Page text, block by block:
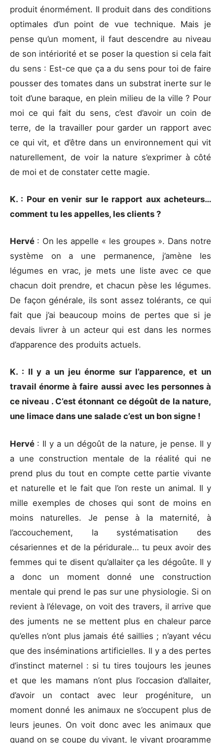
produit énormément. Il produit dans des conditions
optimales d’un point de vue technique. Mais je
pense qu’un moment, il faut descendre au niveau
de son intériorité et se poser la question si cela fait
du sens : Est-ce que ça a du sens pour toi de faire
pousser des tomates dans un substrat inerte sur le
toit d’une baraque, en plein milieu de la ville ? Pour
moi ce qui fait du sens, c’est d’avoir un coin de
terre, de la travailler pour garder un rapport avec
ce qui vit, et d’être dans un environnement qui vit
naturellement, de voir la nature s’exprimer à côté
de moi et de constater cette magie.
K. : Pour en venir sur le rapport aux acheteurs…
comment tu les appelles, les clients ?
Hervé : On les appelle « les groupes ». Dans notre
système on a une permanence, j’amène les
légumes en vrac, je mets une liste avec ce que
chacun doit prendre, et chacun pèse les légumes.
De façon générale, ils sont assez tolérants, ce qui
fait que j’ai beaucoup moins de pertes que si je
devais livrer à un acteur qui est dans les normes
d’apparence des produits actuels.
K. : Il y a un jeu énorme sur l’apparence, et un
travail énorme à faire aussi avec les personnes à
ce niveau . C’est étonnant ce dégoût de la nature,
une limace dans une salade c’est un bon signe !
Hervé : Il y a un dégoût de la nature, je pense. Il y
a une construction mentale de la réalité qui ne
prend plus du tout en compte cette partie vivante
et naturelle et le fait que l’on reste un animal. Il y
mille exemples de choses qui sont de moins en
moins naturelles. Je pense à la maternité, à
l’accouchement, la systématisation des
césariennes et de la péridurale… tu peux avoir des
femmes qui te disent qu’allaiter ça les dégoûte. Il y
a donc un moment donné une construction
mentale qui prend le pas sur une physiologie. Si on
revient à l’élevage, on voit des travers, il arrive que
des juments ne se mettent plus en chaleur parce
qu’elles n’ont plus jamais été saillies ; n’ayant vécu
que des inséminations artificielles. Il y a des pertes
d’instinct maternel : si tu tires toujours les jeunes
et que les mamans n’ont plus l’occasion d’allaiter,
d’avoir un contact avec leur progéniture, un
moment donné les animaux ne s’occupent plus de
leurs jeunes. On voit donc avec les animaux que
quand on se coupe du vivant, le vivant programme